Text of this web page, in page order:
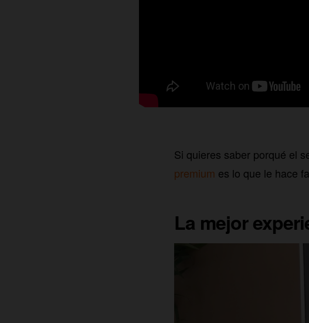
Si quieres saber porqué el
premium es lo que le hace
La mejor